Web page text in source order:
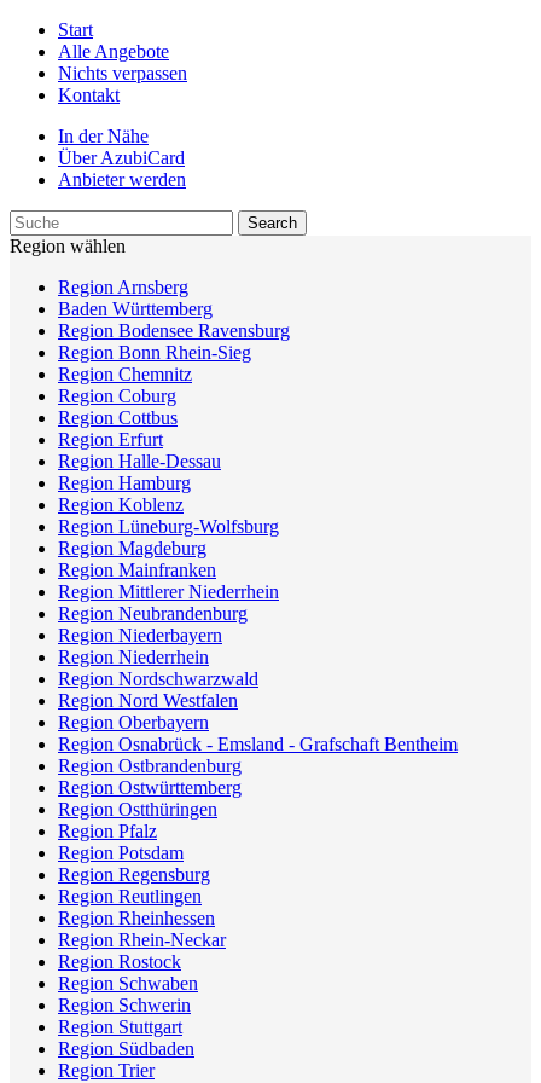
Start
Alle Angebote
Nichts verpassen
Kontakt
In der Nähe
Über AzubiCard
Anbieter werden
Region wählen
Region Arnsberg
Baden Württemberg
Region Bodensee Ravensburg
Region Bonn Rhein-Sieg
Region Chemnitz
Region Coburg
Region Cottbus
Region Erfurt
Region Halle-Dessau
Region Hamburg
Region Koblenz
Region Lüneburg-Wolfsburg
Region Magdeburg
Region Mainfranken
Region Mittlerer Niederrhein
Region Neubrandenburg
Region Niederbayern
Region Niederrhein
Region Nordschwarzwald
Region Nord Westfalen
Region Oberbayern
Region Osnabrück - Emsland - Grafschaft Bentheim
Region Ostbrandenburg
Region Ostwürttemberg
Region Ostthüringen
Region Pfalz
Region Potsdam
Region Regensburg
Region Reutlingen
Region Rheinhessen
Region Rhein-Neckar
Region Rostock
Region Schwaben
Region Schwerin
Region Stuttgart
Region Südbaden
Region Trier